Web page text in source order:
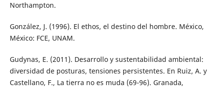
Northampton.
González, J. (1996). El ethos, el destino del hombre. México,
México: FCE, UNAM.
Gudynas, E. (2011). Desarrollo y sustentabilidad ambiental:
diversidad de posturas, tensiones persistentes. En Ruiz, A. y
Castellano, F., La tierra no es muda (69-96). Granada,